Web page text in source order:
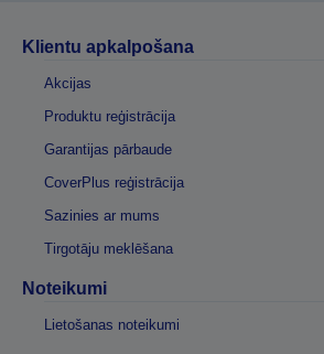
Klientu apkalpošana
Akcijas
Produktu reģistrācija
Garantijas pārbaude
CoverPlus reģistrācija
Sazinies ar mums
Tirgotāju meklēšana
Noteikumi
Lietošanas noteikumi